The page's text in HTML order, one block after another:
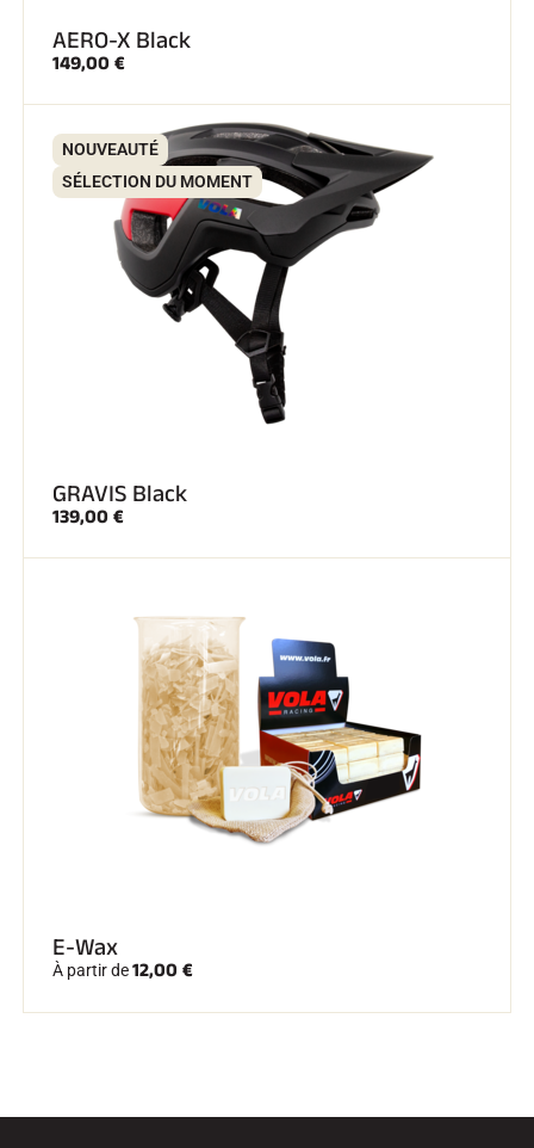
SKI DE FOND
AERO-X Black
149,00 €
NOUVEAUTÉ
SÉLECTION DU MOMENT
GRAVIS Black
139,00 €
E-Wax
À partir de12,00 €